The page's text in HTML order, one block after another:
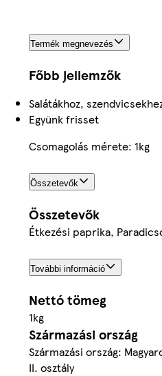
Termék megnevezés
Főbb jellemzők
Salátákhoz,
Együnk frisset
Csomagolás mérete: 1kg
Összetevők
Összetevők
Étkezési paprika,
További információ
Nettó tömeg
1kg
Származási ország
Származási ország:
II. osztály